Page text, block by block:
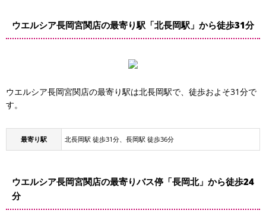
ウエルシア長岡宮関店の最寄り駅「北長岡駅」から徒歩31分
ウエルシア長岡宮関店の最寄り駅は北長岡駅で、徒歩およそ31分で
す。
最寄り駅 北長岡駅 徒歩31分、長岡駅 徒歩36分
ウエルシア長岡宮関店の最寄りバス停「長岡北」から徒歩24
分